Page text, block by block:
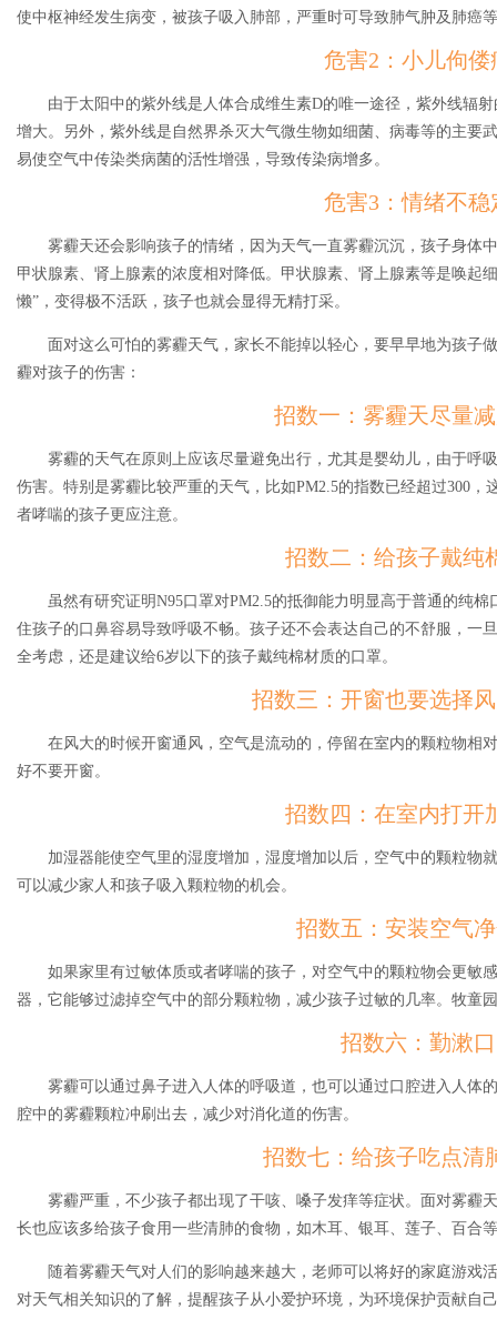
使中枢神经发生病变，被孩子吸入肺部，严重时可导致肺气肿及肺癌
危害2：小儿佝偻
由于太阳中的紫外线是人体合成维生素D的唯一途径，紫外线辐
增大。另外，紫外线是自然界杀灭大气微生物如细菌、病毒等的主要
易使空气中传染类病菌的活性增强，导致传染病增多。
危害3：情绪不稳
雾霾天还会影响孩子的情绪，因为天气一直雾霾沉沉，孩子身体
甲状腺素、肾上腺素的浓度相对降低。甲状腺素、肾上腺素等是唤起
懒”，变得极不活跃，孩子也就会显得无精打采。
面对这么可怕的雾霾天气，家长不能掉以轻心，要早早地为孩子
霾对孩子的伤害：
招数一：雾霾天尽量
雾霾的天气在原则上应该尽量避免出行，尤其是婴幼儿，由于呼
伤害。特别是雾霾比较严重的天气，比如PM2.5的指数已经超过300
者哮喘的孩子更应注意。
招数二：给孩子戴纯
虽然有研究证明N95口罩对PM2.5的抵御能力明显高于普通的纯
住孩子的口鼻容易导致呼吸不畅。孩子还不会表达自己的不舒服，一
全考虑，还是建议给6岁以下的孩子戴纯棉材质的口罩。
招数三：开窗也要选择
在风大的时候开窗通风，空气是流动的，停留在室内的颗粒物相
好不要开窗。
招数四：在室内打开
加湿器能使空气里的湿度增加，湿度增加以后，空气中的颗粒物
可以减少家人和孩子吸入颗粒物的机会。
招数五：安装空气
如果家里有过敏体质或者哮喘的孩子，对空气中的颗粒物会更敏
器，它能够过滤掉空气中的部分颗粒物，减少孩子过敏的几率。牧童
招数六：勤漱口
雾霾可以通过鼻子进入人体的呼吸道，也可以通过口腔进入人体
腔中的雾霾颗粒冲刷出去，减少对消化道的伤害。
招数七：给孩子吃点清
雾霾严重，不少孩子都出现了干咳、嗓子发痒等症状。面对雾霾
长也应该多给孩子食用一些清肺的食物，如木耳、银耳、莲子、百合
随着雾霾天气对人们的影响越来越大，老师可以将好的家庭游戏
对天气相关知识的了解，提醒孩子从小爱护环境，为环境保护贡献自